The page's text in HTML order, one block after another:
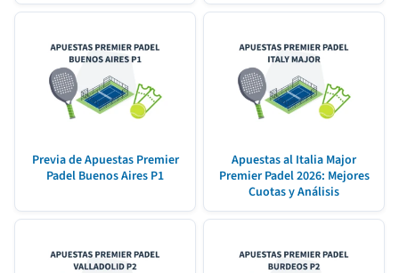
Previa de Apuestas Premier
Padel Buenos Aires P1
Apuestas al Italia Major
Premier Padel 2026: Mejores
Cuotas y Análisis